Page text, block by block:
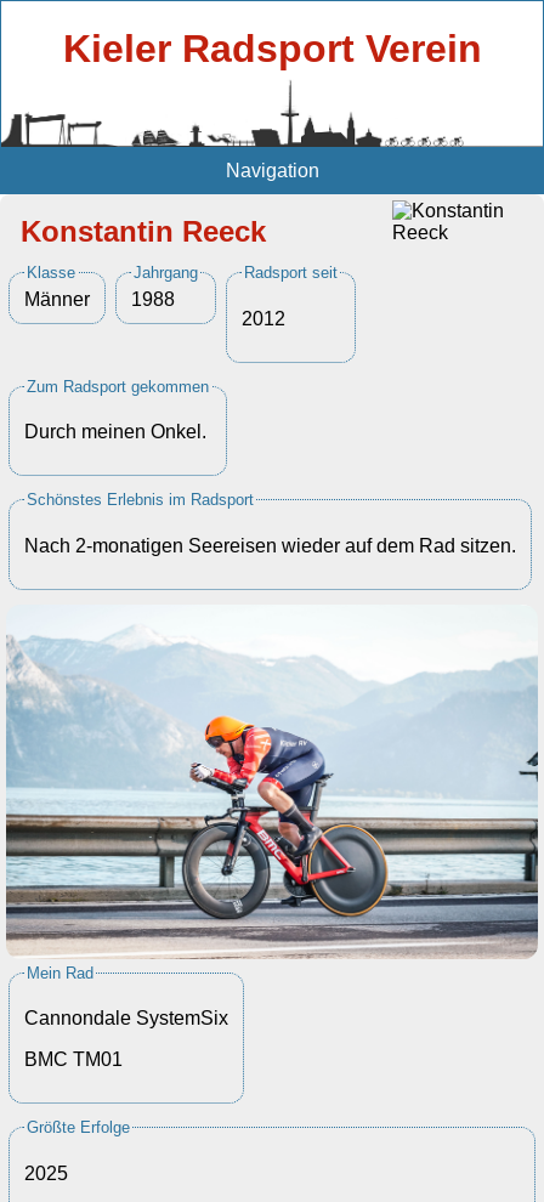
Kieler Radsport Verein
Navigation
Konstantin Reeck
Klasse
Männer
Jahrgang
1988
Radsport seit
2012
Zum Radsport gekommen
Durch meinen Onkel.
Schönstes Erlebnis im Radsport
Nach 2-monatigen Seereisen wieder auf dem Rad sitzen.
Mein Rad
Cannondale SystemSix
BMC TM01
Größte Erfolge
2025